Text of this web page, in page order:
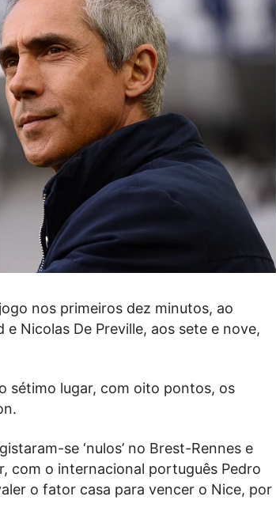
nos primeiros dez minutos, ao
Nicolas De Preville, aos sete e nove,
sétimo lugar, com oito pontos, os
se ‘nulos’ no Brest-Rennes e
com o internacional português Pedro
o fator casa para vencer o Nice, por